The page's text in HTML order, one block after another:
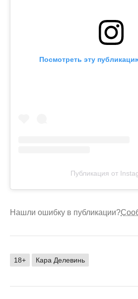
Посмотреть эту
Публикация от
Нашли ошибку в публикации?
18+ Кара Делевинь